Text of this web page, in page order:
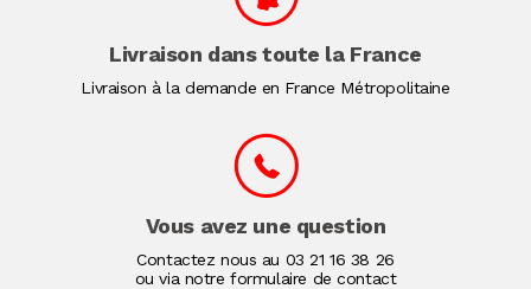
Livraison dans toute la France
Livraison à la demande en France Métropolitaine
Vous avez une question
Contactez nous au 03 21 16 38 26
ou via notre formulaire de contact